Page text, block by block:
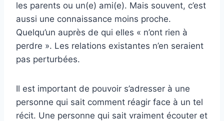
les parents ou un(e) ami(e). Mais souvent, c’est
aussi une connaissance moins proche.
Quelqu’un auprès de qui elles « n’ont rien à
perdre ». Les relations existantes n’en seraient
pas perturbées.
Il est important de pouvoir s’adresser à une
personne qui sait comment réagir face à un tel
récit. Une personne qui sait vraiment écouter et